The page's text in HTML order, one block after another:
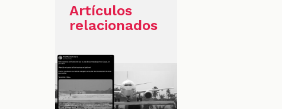
Artículos
relacionados